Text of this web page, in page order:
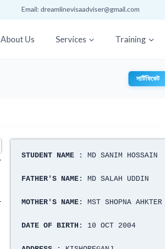
Email: dreamlinevisaadviser@gmail.com
About Us Services Training
সার্টিফিকেট
STUDENT NAME : MD SANIM HOSSAIN
FATHER'S NAME: MD SALAH UDDIN
MOTHER'S NAME: MST SHOPNA AHKTER
DATE OF BIRTH: 10 OCT 2004